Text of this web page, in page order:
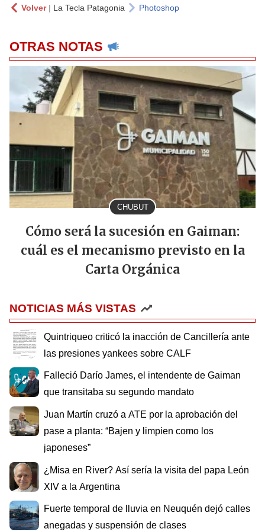
Volver| La Tecla Patagonia Photoshop
OTRAS NOTAS
CHUBUT
Cómo será la sucesión en Gaiman:
cuál es el mecanismo previsto en la
Carta Orgánica
NOTICIAS MÁS VISTAS
Quintriqueo criticó la inacción de Cancillería ante
las presiones yankees sobre CALF
Falleció Darío James, el intendente de Gaiman
que transitaba su segundo mandato
Juan Martín cruzó a ATE por la aprobación del
pase a planta: “Bajen y limpien como los
japoneses”
¿Misa en River? Así sería la visita del papa León
XIV a la Argentina
Fuerte temporal de lluvia en Neuquén dejó calles
anegadas y suspensión de clases